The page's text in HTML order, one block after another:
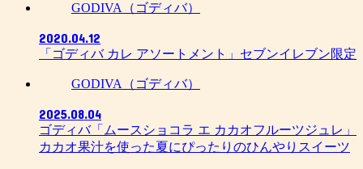
GODIVA（ゴディバ）
2020.04.12
「ゴディバ カレ アソートメント」セブンイレブン限定
GODIVA（ゴディバ）
2025.08.04
ゴディバ「ムースショコラ エ カカオフルーツジュレ」
カカオ果汁を使った夏にぴったりのひんやりスイーツ